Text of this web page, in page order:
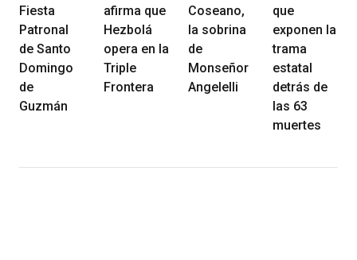
Fiesta
Patronal
de Santo
Domingo
de
Guzmán
afirma que
Hezbolá
opera en la
Triple
Frontera
Coseano,
la sobrina
de
Monseñor
Angelelli
que
exponen la
trama
estatal
detrás de
las 63
muertes